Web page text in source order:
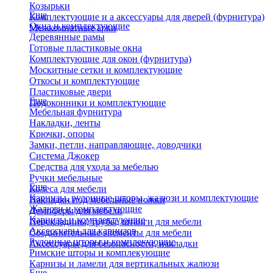
Козырьки
Комплектующие и а аксессуары для дверей (фурнитура)
Межкомнатные арки
Еще
Окна и комплектующие
Деревянные рамы
Готовые пластиковые окна
Комплектующие для окон (фурнитура)
Москитные сетки и комплектующие
Откосы и комплектующие
Пластиковые двери
Подоконники и комплектующие
Еще
Мебельная фурнитура
Накладки, ленты
Крючки, опоры
Замки, петли, направляющие, доводчики
Система Джокер
Средства для ухода за мебелью
Ручки мебельные
Колеса для мебели
Накладки под мебельные ножки
Демпферы для мебели
Перекладины, трубы, штанги для мебели
Соединительные элементы для мебели
Аксессуары для безопасности, накладки
Еще
Карнизы, рулонные шторы, жалюзи и комплектующие
Жалюзи и комплектующие
Карнизы и комплектующие
Аксессуары для карнизов
Рулонные шторы и комплекующие
Римские шторы и комплекующие
Карнизы и ламели для вертикальных жалюзи